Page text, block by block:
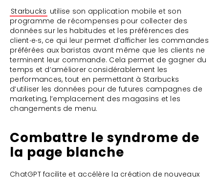
Starbucks utilise son application mobile et son
programme de récompenses pour collecter des
données sur les habitudes et les préférences des
client∙e∙s, ce qui leur permet d’afficher les commandes
préférées aux baristas avant même que les clients ne
terminent leur commande. Cela permet de gagner du
temps et d’améliorer considérablement les
performances, tout en permettant à Starbucks
d’utiliser les données pour de futures campagnes de
marketing, l’emplacement des magasins et les
changements de menu.
Combattre le syndrome de
la page blanche
ChatGPT facilite et accélère la création de nouveaux